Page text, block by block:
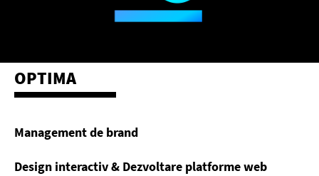
OPTIMA
Management de brand
Design interactiv & Dezvoltare platforme web